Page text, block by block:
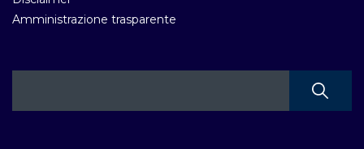
Amministrazione trasparente